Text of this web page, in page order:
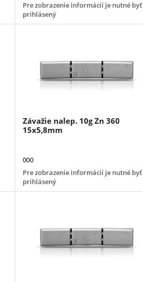
Pre zobrazenie informácií je nutné byť
prihlásený
Závažie nalep. 10g Zn 360
15x5,8mm
000
Pre zobrazenie informácií je nutné byť
prihlásený